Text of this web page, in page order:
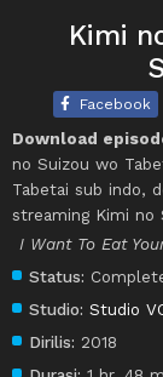
Kimi
Facebook
Download
no Suizou wo
Tabetai sub indo,
streaming Kimi no
I Want To Eat
Status:
Studio: Studio
Dirilis: 2018